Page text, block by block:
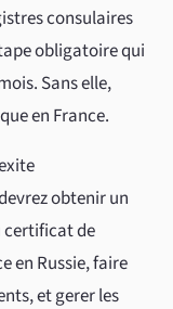
consulaires
obligatoire qui
Sans elle,
en France.
obtenir un
certificat de
en Russie, faire
et gerer les